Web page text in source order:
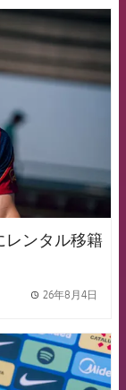
badge
レンタル移籍
26年8月4日
badge